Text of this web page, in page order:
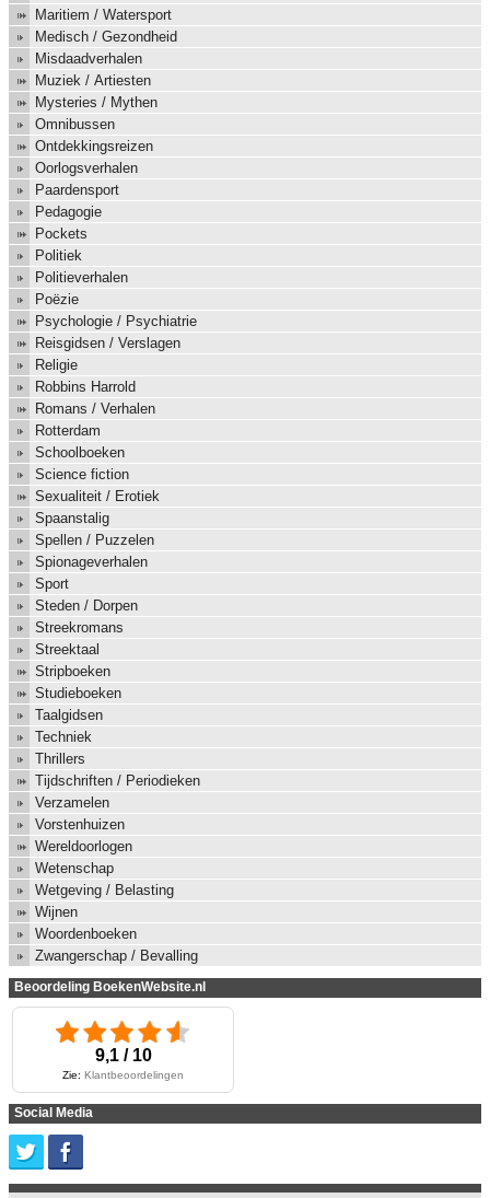
Maritiem / Watersport
Medisch / Gezondheid
Misdaadverhalen
Muziek / Artiesten
Mysteries / Mythen
Omnibussen
Ontdekkingsreizen
Oorlogsverhalen
Paardensport
Pedagogie
Pockets
Politiek
Politieverhalen
Poëzie
Psychologie / Psychiatrie
Reisgidsen / Verslagen
Religie
Robbins Harrold
Romans / Verhalen
Rotterdam
Schoolboeken
Science fiction
Sexualiteit / Erotiek
Spaanstalig
Spellen / Puzzelen
Spionageverhalen
Sport
Steden / Dorpen
Streekromans
Streektaal
Stripboeken
Studieboeken
Taalgidsen
Techniek
Thrillers
Tijdschriften / Periodieken
Verzamelen
Vorstenhuizen
Wereldoorlogen
Wetenschap
Wetgeving / Belasting
Wijnen
Woordenboeken
Zwangerschap / Bevalling
Beoordeling BoekenWebsite.nl
9,1 / 10
Zie: Klantbeoordelingen
Social Media